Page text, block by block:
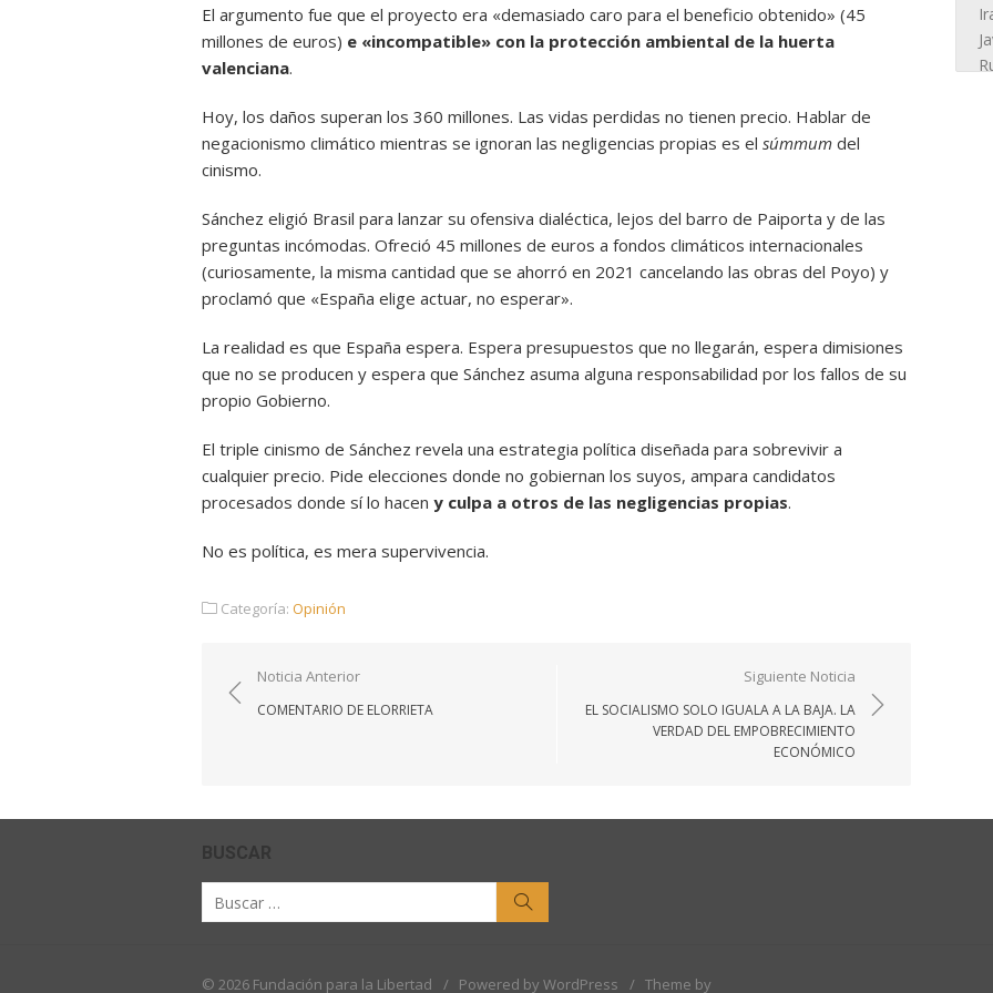
El argumento fue que el proyecto era «demasiado caro para el beneficio obtenido» (45
millones de euros) e «incompatible» con la protección ambiental de la huerta
valenciana.
Hoy, los daños superan los 360 millones. Las vidas perdidas no tienen precio. Hablar de
negacionismo climático mientras se ignoran las negligencias propias es el súmmum del
cinismo.
Sánchez eligió Brasil para lanzar su ofensiva dialéctica, lejos del barro de Paiporta y de las
preguntas incómodas. Ofreció 45 millones de euros a fondos climáticos internacionales
(curiosamente, la misma cantidad que se ahorró en 2021 cancelando las obras del Poyo) y
proclamó que «España elige actuar, no esperar».
La realidad es que España espera. Espera presupuestos que no llegarán, espera dimisiones
que no se producen y espera que Sánchez asuma alguna responsabilidad por los fallos de su
propio Gobierno.
El triple cinismo de Sánchez revela una estrategia política diseñada para sobrevivir a
cualquier precio. Pide elecciones donde no gobiernan los suyos, ampara candidatos
procesados donde sí lo hacen y culpa a otros de las negligencias propias.
No es política, es mera supervivencia.
Categoría: Opinión
Navegación
de
Noticia Anterior
COMENTARIO DE ELORRIETA
Siguiente Noticia
EL SOCIALISMO SOLO IGUALA A LA BAJA. LA
VERDAD DEL EMPOBRECIMIENTO
ECONÓMICO
BUSCAR
Buscar
por:
© 2026 Fundación para la Libertad / Powered by WordPress / Theme by